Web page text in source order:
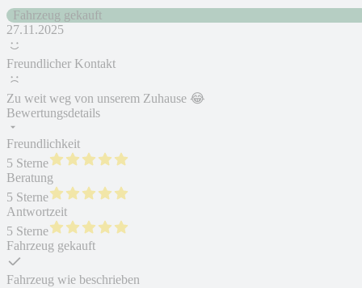
Fahrzeug gekauft
27.11.2025
Freundlicher Kontakt
Zu weit weg von unserem Zuhause 😂
Bewertungsdetails
Freundlichkeit
5 Sterne
Beratung
5 Sterne
Antwortzeit
5 Sterne
Fahrzeug gekauft
Fahrzeug wie beschrieben